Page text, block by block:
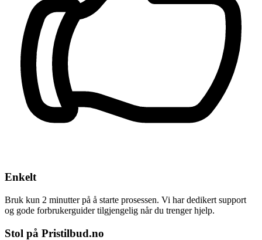
Enkelt
Bruk kun 2 minutter på å starte prosessen. Vi har dedikert support
og gode forbrukerguider tilgjengelig når du trenger hjelp.
Stol på Pristilbud.no